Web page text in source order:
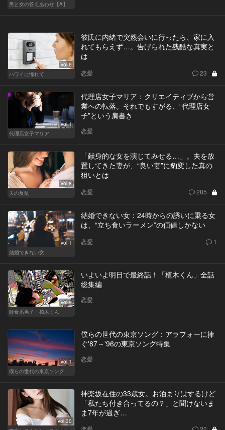
男と女の答えあわせ【A】
Vol.6
ハワイに憧れて
彼氏に内緒で突然会いに行ったら、家に入
れてもらえず…。告げられた残酷な真実と
は
恋愛 23
Vol.1
代理店女子マリア
代理店女子マリア：クリエイティブから営
業への転落。それでもすがる、“代理店女
子”という肩書き
恋愛
Vol.8
夫の反乱
「献身的な女を演じてみせる…」。夫を放
置してきた妻が、“良い妻”に豹変した真の
狙いとは
恋愛 285
Vol.1
結婚できない女
結婚できない女：24時からの誘いに乗る女
は、“立ち食いラーメン”の価値しかない
恋愛 1
Vol.9
雑食系男子・植木くん
いよいよ明日で最終話！「植木くん」全話
総集編
恋愛
Vol.1
僕らの世代の東京ソング
僕らの世代の東京ソング：アラフォーに捧
ぐ'87～'96の東京ソング特集
恋愛
Vol.30
神楽坂在住の33歳女。お泊まりはするけど
「私たち付き合ってるの？」と聞けないま
ま7年が過ぎ…